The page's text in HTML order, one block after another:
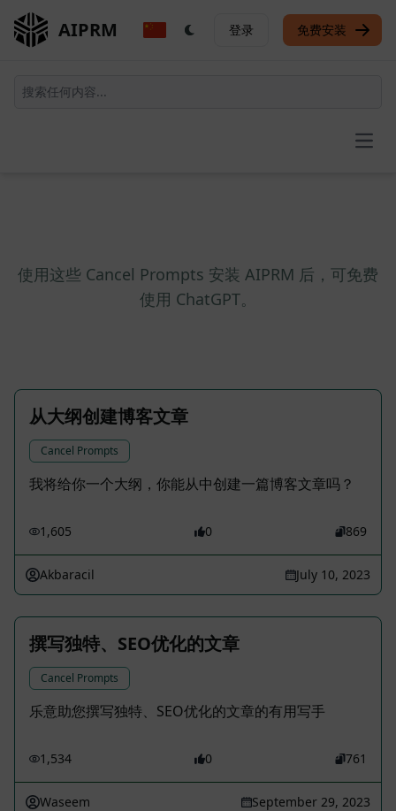
AIPRM 登录 免费安装
使用这些 Cancel Prompts 安装 AIPRM 后，可免费
使用 ChatGPT。
从大纲创建博客文章
Cancel Prompts
我将给你一个大纲，你能从中创建一篇博客文章吗？
1,605 0 869
Akbaracil July 10, 2023
撰写独特、SEO优化的文章
Cancel Prompts
乐意助您撰写独特、SEO优化的文章的有用写手
1,534 0 761
Waseem September 29, 2023